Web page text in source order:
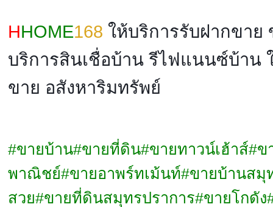
HHOME168 ให้บริการรับฝากขาย
บริการสินเชื่อบ้าน รีไฟแนนซ์บ้าน
ขาย อสังหาริมทรัพย์
#ขายบ้าน#ขายที่ดิน#ขายทาวน์เฮ้าส์#ข
พาณิชย์#ขายอาพร์ทเม้นท์#ขายบ้านสมุ
สวย#ขายที่ดินสมุทรปราการ#ขายโกดัง